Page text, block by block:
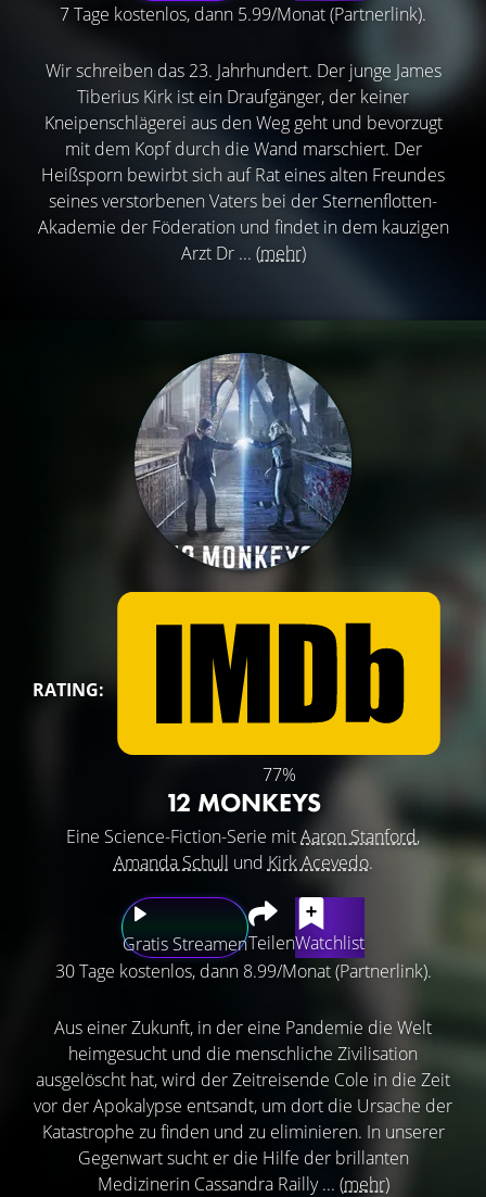
7 Tage kostenlos, dann 5.99/Monat (Partnerlink).
Wir schreiben das 23. Jahrhundert. Der junge James
Tiberius Kirk ist ein Draufgänger, der keiner
Kneipenschlägerei aus den Weg geht und bevorzugt
mit dem Kopf durch die Wand marschiert. Der
Heißsporn bewirbt sich auf Rat eines alten Freundes
seines verstorbenen Vaters bei der Sternenflotten-
Akademie der Föderation und findet in dem kauzigen
Arzt Dr ... (mehr)
RATING:
77%
12 MONKEYS
Eine Science-Fiction-Serie mitAaron Stanford,
Amanda Schull und Kirk Acevedo.
Gratis StreamenTeilenWatchlist
30 Tage kostenlos, dann 8.99/Monat (Partnerlink).
Aus einer Zukunft, in der eine Pandemie die Welt
heimgesucht und die menschliche Zivilisation
ausgelöscht hat, wird der Zeitreisende Cole in die Zeit
vor der Apokalypse entsandt, um dort die Ursache der
Katastrophe zu finden und zu eliminieren. In unserer
Gegenwart sucht er die Hilfe der brillanten
Medizinerin Cassandra Railly ... (mehr)